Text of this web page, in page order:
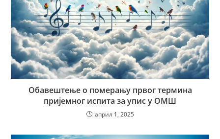
Обавештење о померању првог термина
пријемног испита за упис у ОМШ
април 1, 2025